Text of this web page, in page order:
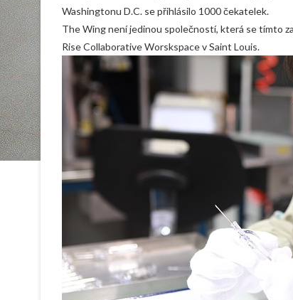
Washingtonu D.C. se přihlásilo 1000 čekatelek.
The Wing není jedinou společností, která se tímto
Rise Collaborative Worskspace v Saint Louis.